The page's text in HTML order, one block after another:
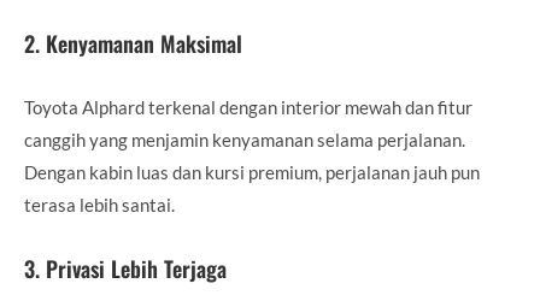
2. Kenyamanan Maksimal
Toyota Alphard terkenal dengan interior mewah dan fitur
canggih yang menjamin kenyamanan selama perjalanan.
Dengan kabin luas dan kursi premium, perjalanan jauh pun
terasa lebih santai.
3. Privasi Lebih Terjaga